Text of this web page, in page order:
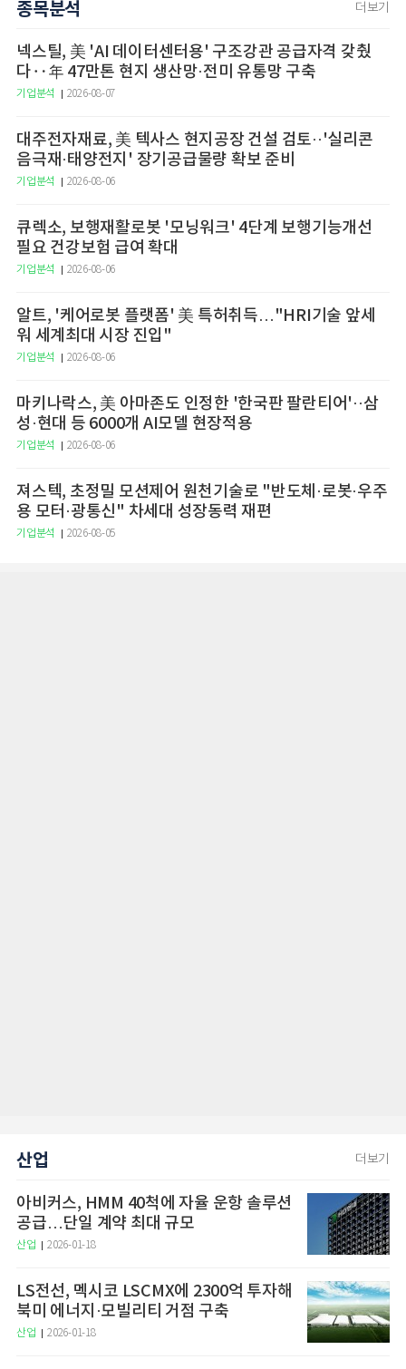
종목분석 더보기
넥스틸, 美 'AI 데이터센터용' 구조강관 공급자격 갖췄
다‥年 47만톤 현지 생산망·전미 유통망 구축
기업분석 2026-08-07
대주전자재료, 美 텍사스 현지공장 건설 검토··'실리콘
음극재·태양전지' 장기공급물량 확보 준비
기업분석 2026-08-06
큐렉소, 보행재활로봇 '모닝워크' 4단계 보행기능개선
필요 건강보험 급여 확대
기업분석 2026-08-06
알트, '케어로봇 플랫폼' 美 특허취득…"HRI기술 앞세
워 세계최대 시장 진입"
기업분석 2026-08-06
마키나락스, 美 아마존도 인정한 '한국판 팔란티어'··삼
성·현대 등 6000개 AI모델 현장적용
기업분석 2026-08-06
져스텍, 초정밀 모션제어 원천기술로 "반도체·로봇·우주
용 모터·광통신" 차세대 성장동력 재편
기업분석 2026-08-05
산업 더보기
아비커스, HMM 40척에 자율 운항 솔루션
공급…단일 계약 최대 규모
산업 2026-01-18
LS전선, 멕시코 LSCMX에 2300억 투자해
북미 에너지·모빌리티 거점 구축
산업 2026-01-18